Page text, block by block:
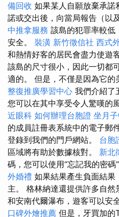
備回收 如果某人自願放棄承諾
諾或交出後，向當局報告（以
中推拿服務 該島的犯罪率較低
安全。 裝潢 新竹徵信社 西式
和熱情好客的居民會盡力使遊
該島的尺寸很小，因此一切都
適的。 但是，不僅是因為它的
整復推廣學習中心 我們介紹了
您可以在其中享受令人驚嘆的
近眼科 如何辦理台胞證 坐月
的成員註冊表系統中的電子郵
登錄到我們的門戶網站。 台胞
區域將有助於數據核對。 新北
碼，您可以使用“忘記我的密碼
外婚禮 如果結果產生負面結果
主。 格林納達還提供許多自
和安南代爾瀑布，遊客可以安
口碑外燴推薦 但是，牙買加的